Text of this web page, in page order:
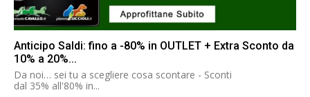
Anticipo Saldi: fino a -80% in OUTLET + Extra Sconto da
10% a 20%...
Da noi… sei tu a scegliere cosa scontare - Sconti
dal 35% all'80% in...